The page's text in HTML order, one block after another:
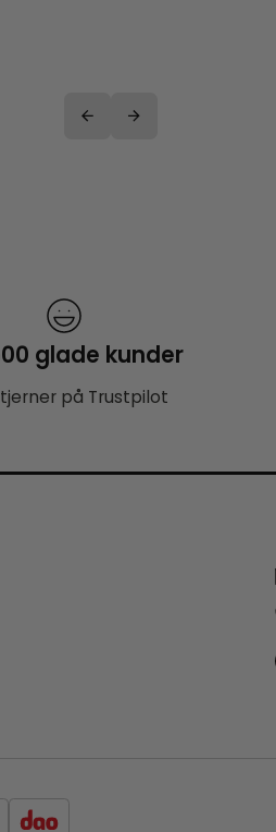
glade kunder
på Trustpilot